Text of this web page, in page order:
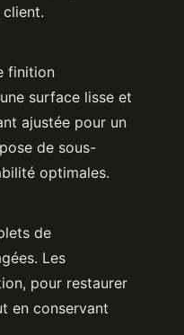
finition
surface lisse et
ajustée pour un
de sous-
optimales.
de
Les
pour restaurer
en conservant